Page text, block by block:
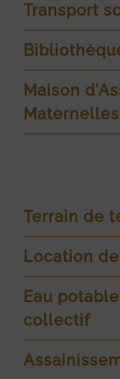
Transport
Maison
Maternelles
Terrain de
Location
Eau
collectif